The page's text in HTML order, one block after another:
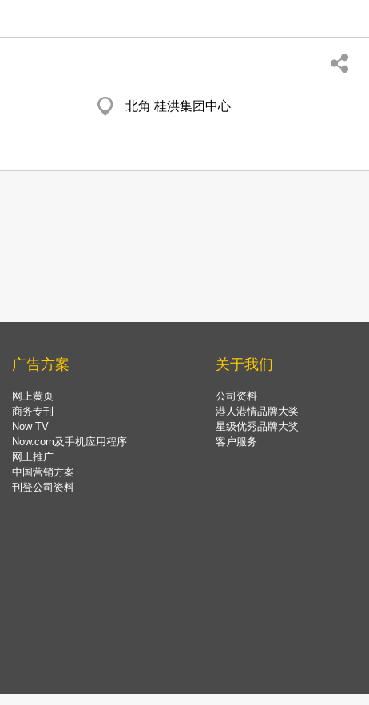
北角 桂洪集团中心
广告方案
网上黄页
商务专刊
Now TV
Now.com及手机应用程序
网上推广
中国营销方案
刊登公司资料
关于我们
公司资料
港人港情品牌大奖
星级优秀品牌大奖
客户服务